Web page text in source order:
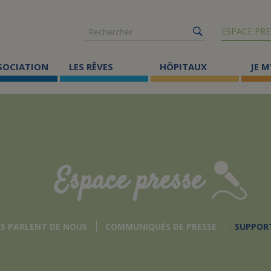
Rechercher
ESPACE
LES RÊVES HÔPITAUX JE
Espace presse
PARLENT DE NOUS COMMUNIQUÉS DE PRESSE